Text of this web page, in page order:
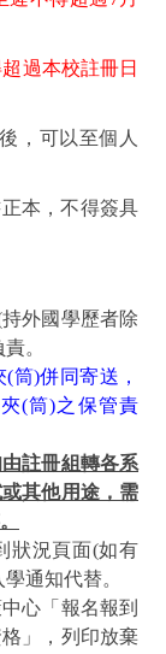
過本校註冊日
，可以至個人
本，不得簽具
持外國學歷者除
。
(筒)併同寄送，
(筒)之保管責
註冊組轉各系
其他用途，需
狀況頁面(如有
通知代替。
心「報名報到
」，列印放棄